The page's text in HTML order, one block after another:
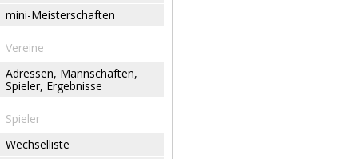
mini-Meisterschaften
Vereine
Adressen, Mannschaften,
Spieler, Ergebnisse
Spieler
Wechselliste